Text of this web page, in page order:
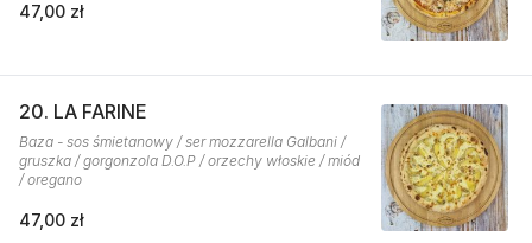
47,00 zł
20. LA FARINE
Baza - sos śmietanowy / ser mozzarella Galbani /
gruszka / gorgonzola D.O.P / orzechy włoskie / miód
/ oregano
47,00 zł